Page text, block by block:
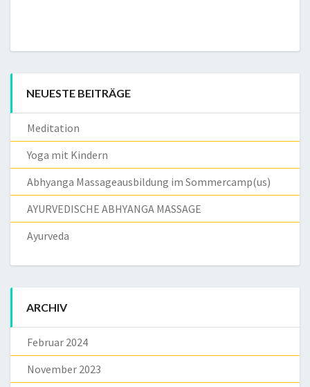
NEUESTE BEITRÄGE
Meditation
Yoga mit Kindern
Abhyanga Massageausbildung im Sommercamp(us)
AYURVEDISCHE ABHYANGA MASSAGE
Ayurveda
ARCHIV
Februar 2024
November 2023